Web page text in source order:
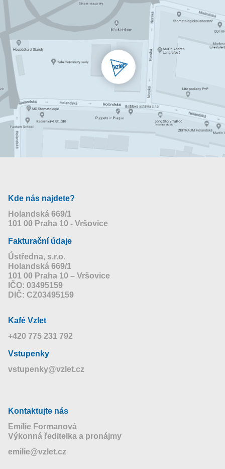
Kde nás najdete?
Holandská 669/1
101 00 Praha 10 - Vršovice
Fakturační údaje
Ústředna, s.r.o.
Holandská 669/1
101 00 Praha 10 – Vršovice
IČO: 03495159
DIČ: CZ03495159
Kafé Vzlet
+420 775 231 792
Vstupenky
vstupenky@vzlet.cz
Kontaktujte nás
Emílie Formanová
Výkonná ředitelka a pronájmy
emilie@vzlet.cz